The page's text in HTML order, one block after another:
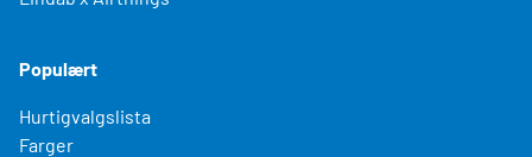
Populært
Hurtigvalgslista
Farger